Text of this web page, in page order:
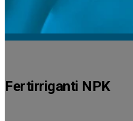
Fertirriganti NPK